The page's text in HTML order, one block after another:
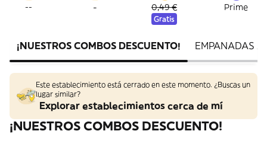
-- - 0,49 €
Gratis
Prime
¡NUESTROS COMBOS DESCUENTO! EMPANADAS
Este establecimiento está cerrado en este momento. ¿Buscas un
lugar similar?
Explorar establecimientos cerca de mí
¡NUESTROS COMBOS DESCUENTO!